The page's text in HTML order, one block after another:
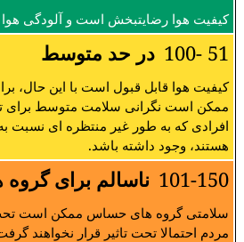
کیفیت هوا رضایتبخش است و آلودگی
51 -100 در حد متوسط
کیفیت هوا قابل قبول است با این حال،
ممکن است نگرانی سلامت متوسط برای
افرادی که به طور غیر منتظره ای نسبت
هستند، وجود داشته باشد.
101-150 ناسالم برای
سلامتی گروه های حساس ممکن است تحت
مردم احتمالا تحت تاثیر قرار نخواهند